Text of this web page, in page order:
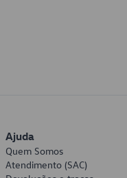
Ajuda
Quem Somos
Atendimento (SAC)